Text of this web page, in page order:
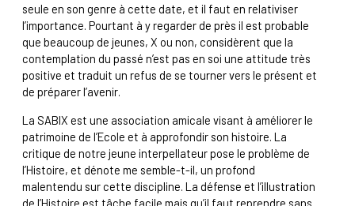
seule en son genre à cette date, et il faut en relativiser
l’importance. Pourtant à y regarder de près il est probable
que beaucoup de jeunes, X ou non, considèrent que la
contemplation du passé n’est pas en soi une attitude très
positive et traduit un refus de se tourner vers le présent et
de préparer l’avenir.
La SABIX est une association amicale visant à améliorer le
patrimoine de l’Ecole et à approfondir son histoire. La
critique de notre jeune interpellateur pose le problème de
l’Histoire, et dénote me semble-t-il, un profond
malentendu sur cette discipline. La défense et l’illustration
de l’Histoire est tâche facile mais qu’il faut reprendre sans